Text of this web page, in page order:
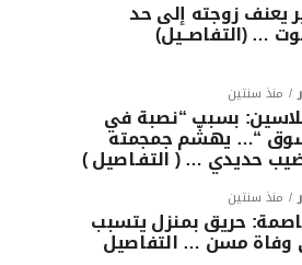
يعنف زوجته إلى حد
… (التفاصــيل)
منذ سنتين
بسبب “نصبة في
“… يهشّم جمجمته
حديدي … ( التفـاصيل )
منذ سنتين
حريق بمنزل يتسبب
مسن … التفاصيل